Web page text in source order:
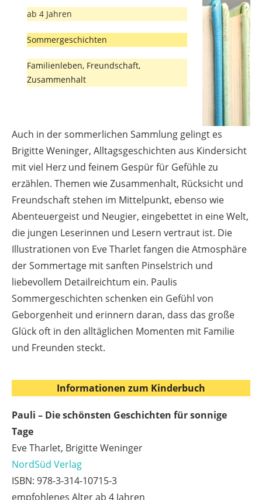
ab 4 Jahren
Sommergeschichten
Familienleben, Freundschaft,
Zusammenhalt
Auch in der sommerlichen Sammlung gelingt es
Brigitte Weninger, Alltagsgeschichten aus Kindersicht
mit viel Herz und feinem Gespür für Gefühle zu
erzählen. Themen wie Zusammenhalt, Rücksicht und
Freundschaft stehen im Mittelpunkt, ebenso wie
Abenteuergeist und Neugier, eingebettet in eine Welt,
die jungen Leserinnen und Lesern vertraut ist. Die
Illustrationen von Eve Tharlet fangen die Atmosphäre
der Sommertage mit sanften Pinselstrich und
liebevollem Detailreichtum ein. Paulis
Sommergeschichten schenken ein Gefühl von
Geborgenheit und erinnern daran, dass das große
Glück oft in den alltäglichen Momenten mit Familie
und Freunden steckt.
Informationen zum Kinderbuch
Pauli – Die schönsten Geschichten für sonnige
Tage
Eve Tharlet, Brigitte Weninger
NordSüd Verlag
ISBN: 978-3-314-10715-3
empfohlenes Alter ab 4 Jahren